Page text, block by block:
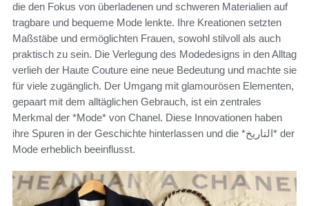
die den Fokus von überladenen und schweren Materialien auf
tragbare und bequeme Mode lenkte. Ihre Kreationen setzten
Maßstäbe und ermöglichten Frauen, sowohl stilvoll als auch
praktisch zu sein. Die Verlegung des Modedesigns in den Alltag
verlieh der Haute Couture eine neue Bedeutung und machte sie
für viele zugänglich. Der Umgang mit glamourösen Elementen,
gepaart mit dem alltäglichen Gebrauch, ist ein zentrales
Merkmal der *Mode* von Chanel. Diese Innovationen haben
ihre Spuren in der Geschichte hinterlassen und die *التاريخ* der
Mode erheblich beeinflusst.